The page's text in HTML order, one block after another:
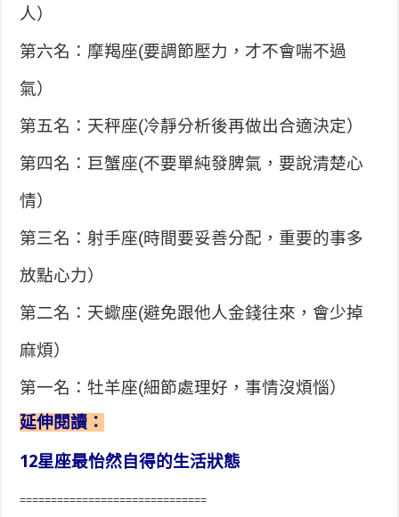
人）
第六名：摩羯座(要調節壓力，才不會喘不過
氣）
第五名：天秤座(冷靜分析後再做出合適決定）
第四名：巨蟹座(不要單純發脾氣，要說清楚心
情）
第三名：射手座(時間要妥善分配，重要的事多
放點心力）
第二名：天蠍座(避免跟他人金錢往來，會少掉
麻煩）
第一名：牡羊座(細節處理好，事情沒煩惱）
延伸閱讀：
12星座最怡然自得的生活狀態
==============================